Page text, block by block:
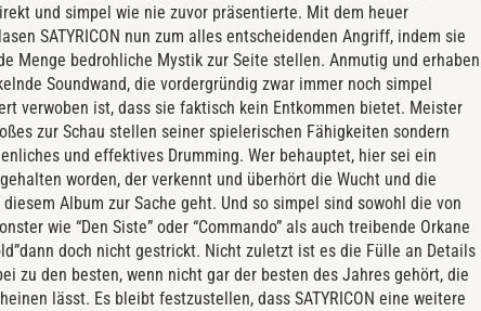
und simpel wie nie zuvor präsentierte. Mit dem heuer
SATYRICON nun zum alles entscheidenden Angriff, indem sie
Menge bedrohliche Mystik zur Seite stellen. Anmutig und erhaben
Soundwand, die vordergründig zwar immer noch simpel
verwoben ist, dass sie faktisch kein Entkommen bietet. Meister
zur Schau stellen seiner spielerischen Fähigkeiten sondern
und effektives Drumming. Wer behauptet, hier sei ein
worden, der verkennt und überhört die Wucht und die
Album zur Sache geht. Und so simpel sind sowohl die von
wie “Den Siste” oder “Commando” als auch treibende Orkane
doch nicht gestrickt. Nicht zuletzt ist es die Fülle an Details
zu den besten, wenn nicht gar der besten des Jahres gehört, die
lässt. Es bleibt festzustellen, dass SATYRICON eine weitere